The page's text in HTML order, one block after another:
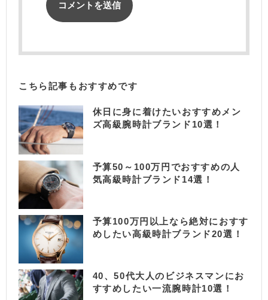
こちら記事もおすすめです
休日に身に着けたいおすすめメン
ズ高級腕時計ブランド10選！
予算50～100万円でおすすめの人
気高級時計ブランド14選！
予算100万円以上なら絶対におすす
めしたい高級時計ブランド20選！
40、50代大人のビジネスマンにお
すすめしたい一流腕時計10選！